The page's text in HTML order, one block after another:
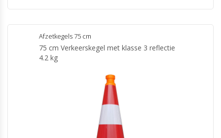
Afzetkegels 75 cm
75 cm Verkeerskegel met klasse 3 reflectie
4.2 kg